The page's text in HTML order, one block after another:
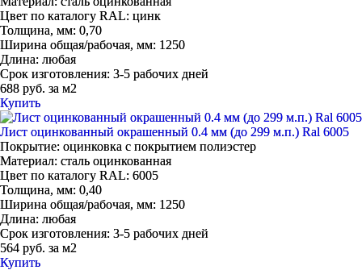
Цвет по каталогу RAL: цинк
Толщина, мм: 0,70
Ширина общая/рабочая, мм: 1250
Длина: любая
Срок изготовления: 3-5 рабочих дней
688 руб. за м2
Купить
Лист оцинкованный окрашенный 0.4 мм (до 299 м.п.) Ral 6005
Покрытие: оцинковка с покрытием полиэстер
Материал: сталь оцинкованная
Цвет по каталогу RAL: 6005
Толщина, мм: 0,40
Ширина общая/рабочая, мм: 1250
Длина: любая
Срок изготовления: 3-5 рабочих дней
564 руб. за м2
Купить